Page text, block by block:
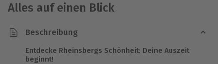
Alles auf einen Blick
Beschreibung
Entdecke Rheinsbergs Schönheit: Deine Auszeit
beginnt!